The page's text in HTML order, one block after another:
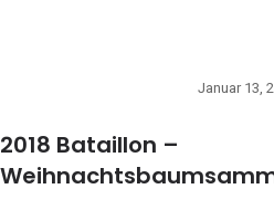
Januar 13,
2018 Bataillon –